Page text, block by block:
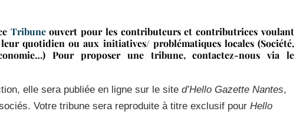
Tribuneouvert pour les contributeurs et contributrices voulant
quotidien ou aux initiatives/ problématiques locales (Société,
Pour proposer une tribune, contactez-nous via le
elle sera publiée en ligne sur le site d’Hello Gazette Nantes,
Votre tribune sera reproduite à titre exclusif pour Hello